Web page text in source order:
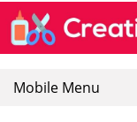
Skip
content
Encuentra
eva,
Mobile Menu